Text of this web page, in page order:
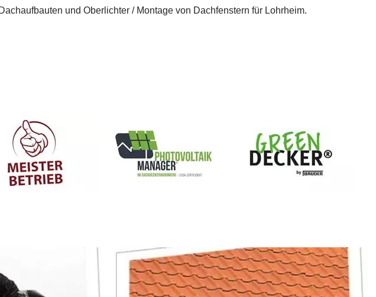
und Oberlichter / Montage von Dachfenstern für Lohrheim.